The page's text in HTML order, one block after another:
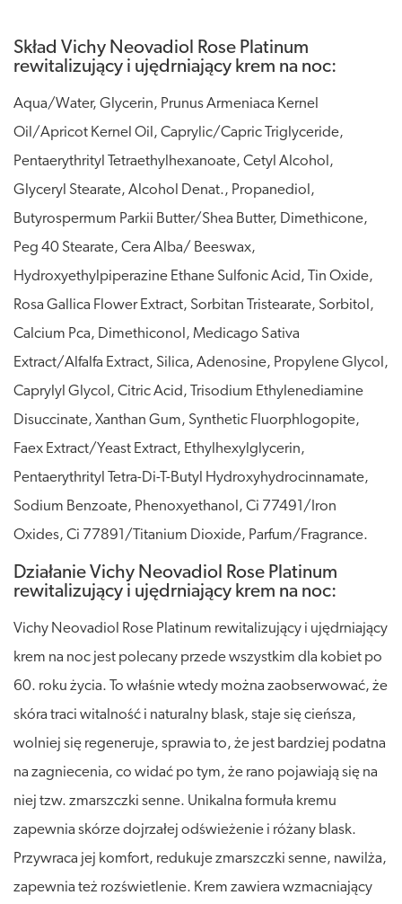
Skład Vichy Neovadiol Rose Platinum
rewitalizujący i ujędrniający krem na noc:
Aqua/Water, Glycerin, Prunus Armeniaca Kernel
Oil/Apricot Kernel Oil, Caprylic/Capric Triglyceride,
Pentaerythrityl Tetraethylhexanoate, Cetyl Alcohol,
Glyceryl Stearate, Alcohol Denat., Propanediol,
Butyrospermum Parkii Butter/Shea Butter, Dimethicone,
Peg 40 Stearate, Cera Alba/ Beeswax,
Hydroxyethylpiperazine Ethane Sulfonic Acid, Tin Oxide,
Rosa Gallica Flower Extract, Sorbitan Tristearate, Sorbitol,
Calcium Pca, Dimethiconol, Medicago Sativa
Extract/Alfalfa Extract, Silica, Adenosine, Propylene Glycol,
Caprylyl Glycol, Citric Acid, Trisodium Ethylenediamine
Disuccinate, Xanthan Gum, Synthetic Fluorphlogopite,
Faex Extract/Yeast Extract, Ethylhexylglycerin,
Pentaerythrityl Tetra-Di-T-Butyl Hydroxyhydrocinnamate,
Sodium Benzoate, Phenoxyethanol, Ci 77491/Iron
Oxides, Ci 77891/Titanium Dioxide, Parfum/Fragrance.
Działanie Vichy Neovadiol Rose Platinum
rewitalizujący i ujędrniający krem na noc:
Vichy Neovadiol Rose Platinum rewitalizujący i ujędrniający
krem na noc jest polecany przede wszystkim dla kobiet po
60. roku życia. To właśnie wtedy można zaobserwować, że
skóra traci witalność i naturalny blask, staje się cieńsza,
wolniej się regeneruje, sprawia to, że jest bardziej podatna
na zagniecenia, co widać po tym, że rano pojawiają się na
niej tzw. zmarszczki senne. Unikalna formuła kremu
zapewnia skórze dojrzałej odświeżenie i różany blask.
Przywraca jej komfort, redukuje zmarszczki senne, nawilża,
zapewnia też rozświetlenie. Krem zawiera wzmacniający